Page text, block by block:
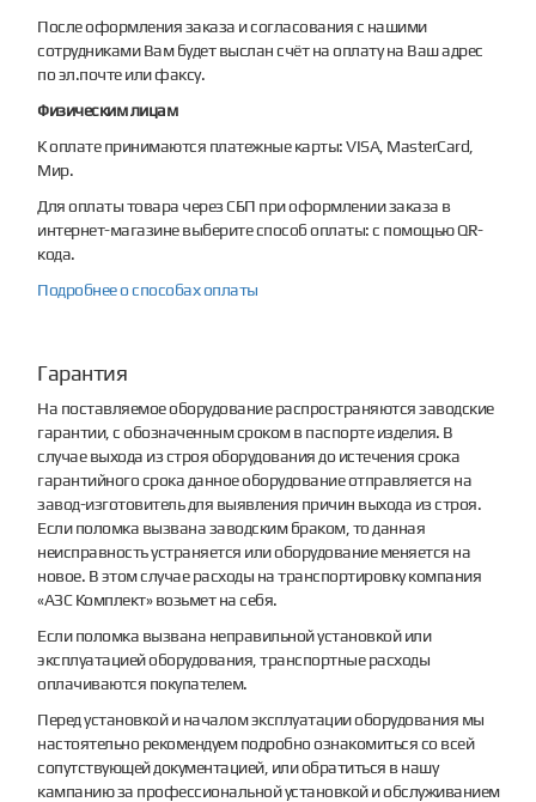
После оформления заказа и согласования с нашими
сотрудниками Вам будет выслан счёт на оплату на Ваш адрес
по эл.почте или факсу.
Физическим лицам
К оплате принимаются платежные карты: VISA, MasterCard,
Мир.
Для оплаты товара через СБП при оформлении заказа в
интернет-магазине выберите способ оплаты: с помощью QR-
кода.
Подробнее о способах оплаты
Гарантия
На поставляемое оборудование распространяются заводские
гарантии, с обозначенным сроком в паспорте изделия. В
случае выхода из строя оборудования до истечения срока
гарантийного срока данное оборудование отправляется на
завод-изготовитель для выявления причин выхода из строя.
Если поломка вызвана заводским браком, то данная
неисправность устраняется или оборудование меняется на
новое. В этом случае расходы на транспортировку компания
«АЗС Комплект» возьмет на себя.
Если поломка вызвана неправильной установкой или
эксплуатацией оборудования, транспортные расходы
оплачиваются покупателем.
Перед установкой и началом эксплуатации оборудования мы
настоятельно рекомендуем подробно ознакомиться со всей
сопутствующей документацией, или обратиться в нашу
кампанию за профессиональной установкой и обслуживанием